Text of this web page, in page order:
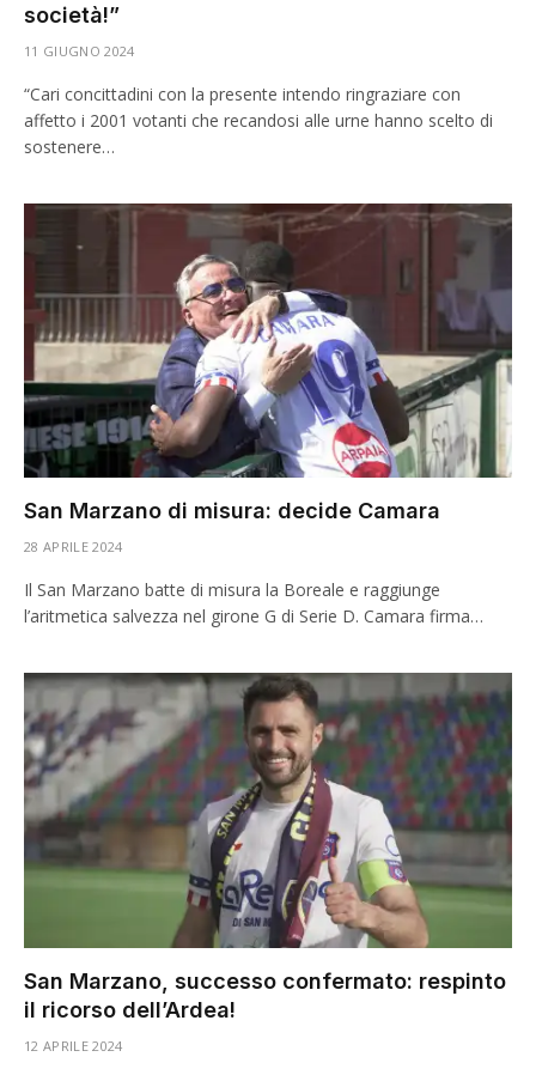
società!”
11 GIUGNO 2024
“Cari concittadini con la presente intendo ringraziare con
affetto i 2001 votanti che recandosi alle urne hanno scelto di
sostenere…
San Marzano di misura: decide Camara
28 APRILE 2024
Il San Marzano batte di misura la Boreale e raggiunge
l’aritmetica salvezza nel girone G di Serie D. Camara firma…
San Marzano, successo confermato: respinto
il ricorso dell’Ardea!
12 APRILE 2024